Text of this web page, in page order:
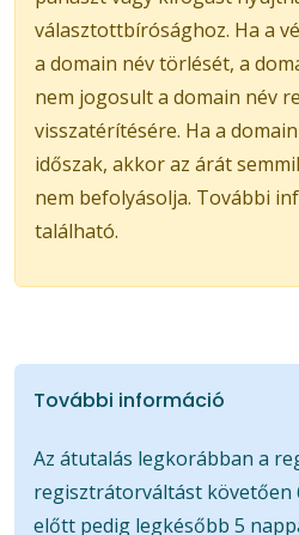
választottbírósághoz. Ha a
a domain név törlését, a
nem jogosult a domain név
visszatérítésére. Ha a
időszak, akkor az árát
nem befolyásolja. További
található.
További információ
Az átutalás legkorábban a
regisztrátorváltást követően
előtt pedig legkésőbb 5